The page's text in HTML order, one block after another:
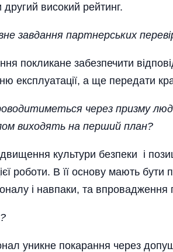
високий рейтинг.
завдання партнерських
покликане забезпечити
експлуатації, а ще передати
через призму
виходять на перший план?
культури безпеки і
роботи. В її основу мають бути
і навпаки, та впровадження
уникне покарання через